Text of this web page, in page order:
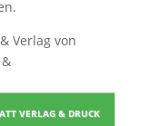
Verlag von
VERLAG & DRUCK